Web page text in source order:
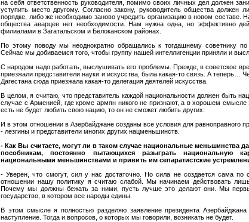
на себя ответственность руководителя, помимо своих личных дел должен
уступить место другому. Согласно закону, руководитель общества должен
порядке, либо же необходимо заново учредить организацию в новом составе.
общества аварцев нет необходимости. Нам нужна одна, но эффективно
филиалами в Загатальском и Белоканском районах.
По этому поводу мы неоднократно обращались к тогдашнему советнику
Сейчас мы добиваемся того, чтобы группу нашей интеллигенции приняли и
С народом надо работать, выслушивать его проблемы. Прежде, в советское
приезжали представители науки и искусства, была какая-то связь. А теперь…
Дагестана сюда приезжала какая-то делегация деятелей искусства.
В целом, я считаю, что представитель каждой национальности должен быть
случае с Арменией, где кроме армян никого не признают, а в хорошем смысле
есть не будет любить свою нацию, то он не сможет любить других.
И в этом отношении в Азербайджане созданы все условия для равноправного
- лезгины и представители многих других нацменьшинств.
- Как Вы считаете, могут ли в таком случае национальные меньшинства
пособникам, постоянно пытающихся разыграть национальную
национальными меньшинствами и привить им сепаратистские
- Уверен, что смогут, сил у нас достаточно. Но сила не создается сама
отношении нашу политику я считаю слабой. Мы начинаем действовать
Почему мы должны бежать за ними, пусть лучше это делают они. Мы
государство, в котором все народы едины.
В этом смысле я полностью разделяю заявление президента
наступление. Тогда и вопросов, о которых мы говорили, возникать не будет.